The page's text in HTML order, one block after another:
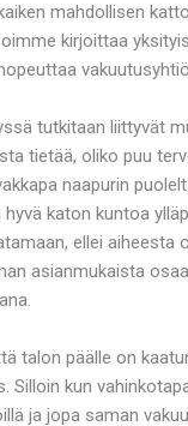
mahdollisen
kirjoittaa
tutkitaan liittyvät
tietää, oliko puu
naapurin
katon kuntoa
ellei
asianmukaista
talon päälle on
Silloin kun
ja jopa saman